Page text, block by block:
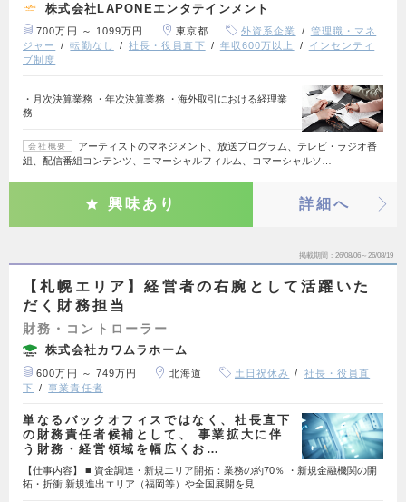
株式会社LAPONEエンタテインメント
700万円 ～ 1099万円 東京都 外資系企業
管理職・マネ
ジャー
転勤なし 社長・役員直下 年収600万以上
インセンティ
ブ制度
・月次決算業務 ・年次決算業務 ・海外取引における経理業
務
会社概要
アーティストのマネジメント、放送プログラム、テレビ・ラジオ番
組、配信番組コンテンツ、コマーシャルフィルム、コマーシャルソ…
興味あり 詳細へ
掲載期間 26/08/06～26/08/19
【札幌エリア】経営者の右腕として活躍いた
だく財務担当
財務・コントローラー
株式会社カワムラホーム
600万円 ～ 749万円 北海道 土日祝休み
社長・役員直
下
事業責任者
単なるバックオフィスではなく、社長直下
の財務責任者候補として、 事業拡大に伴
う財務・経営領域を幅広くお…
【仕事内容】 ■ 資金調達・新規エリア開拓：業務の約70％ ・新規金融機関の開
拓・折衝 新規進出エリア（福岡等）や全国展開を見…